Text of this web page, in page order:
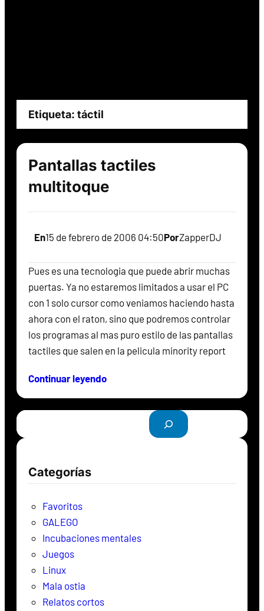
Etiqueta: táctil
Pantallas tactiles
multitoque
En15 de febrero de 2006 04:50PorZapperDJ
Pues es una tecnologia que puede abrir muchas
puertas. Ya no estaremos limitados a usar el PC
con 1 solo cursor como veniamos haciendo hasta
ahora con el raton, sino que podremos controlar
los programas al mas puro estilo de las pantallas
tactiles que salen en la pelicula minority report
Continuar leyendo
B
u
s
Categorías
Favoritos
GALEGO
Incubaciones mentales
Juegos
Linux
Mala ostia
Relatos cortos